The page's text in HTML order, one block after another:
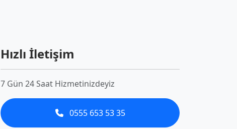
Hızlı İletişim
7 Gün 24 Saat Hizmetinizdeyiz
0555 653 53 35